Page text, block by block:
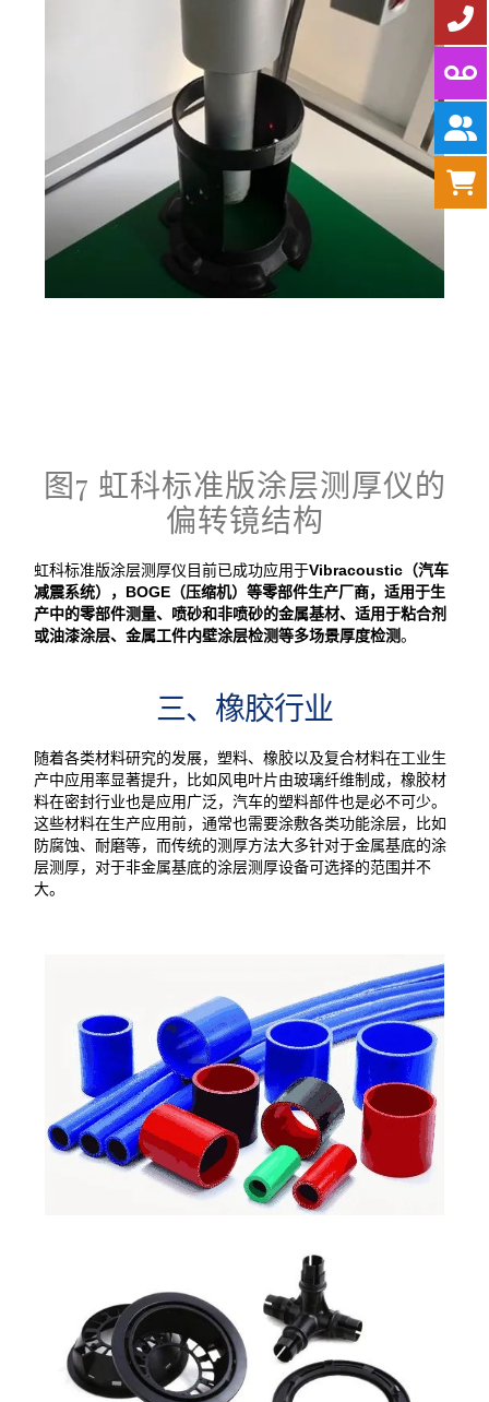
图7 虹科标准版涂层测厚仪的
偏转镜结构
虹科标准版涂层测厚仪目前已成功应用于Vibracoustic（汽车
减震系统），BOGE（压缩机）等零部件生产厂商，适用于生
产中的零部件测量、喷砂和非喷砂的金属基材、适用于粘合剂
或油漆涂层、金属工件内壁涂层检测等多场景厚度检测。
三、橡胶行业
随着各类材料研究的发展，塑料、橡胶以及复合材料在工业生
产中应用率显著提升，比如风电叶片由玻璃纤维制成，橡胶材
料在密封行业也是应用广泛，汽车的塑料部件也是必不可少。
这些材料在生产应用前，通常也需要涂敷各类功能涂层，比如
防腐蚀、耐磨等，而传统的测厚方法大多针对于金属基底的涂
层测厚，对于非金属基底的涂层测厚设备可选择的范围并不
大。